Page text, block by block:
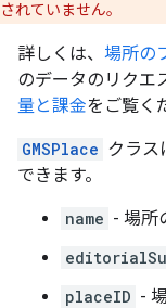
されていません。
詳しくは、 場所の
のデータのリクエ
量と課金をご覧く
GMSPlace クラス
できます。
name - 場所
placeID -